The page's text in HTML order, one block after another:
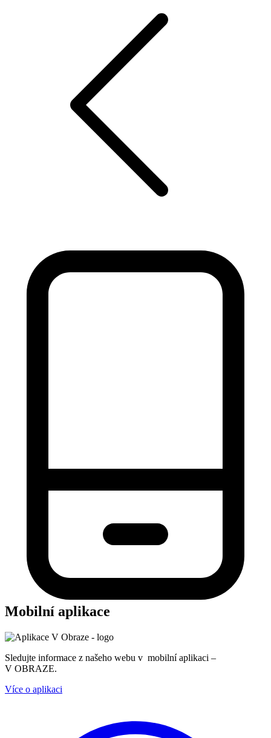
Mobilní aplikace
Sledujte informace z našeho webu v mobilní aplikaci –
V OBRAZE.
Více o aplikaci